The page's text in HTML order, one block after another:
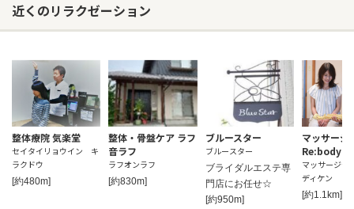
近くのリラクゼーション
整体療院 気楽堂
セイタイリョウイン キ
ラクドウ
[約480m]
整体・骨盤ケア ラフ
音ラフ
ラフオンラフ
[約830m]
ブルースター
ブルースター
ブライダルエステ専
門店にお任せ☆
[約950m]
マッサージ
Re:body
マッサージセ
ディケン
[約1.1km]